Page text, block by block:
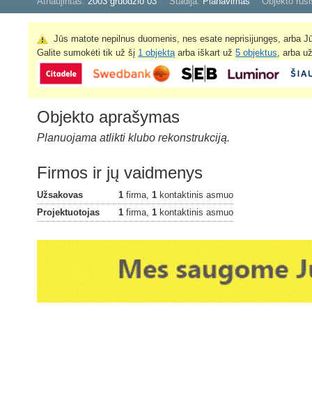
Jūs matote nepilnus duomenis, nes esate neprisijungęs, arba
Galite sumokėti tik už šį 1 objektą arba iškart už5 objektus , arba
Objekto aprašymas
Planuojama atlikti klubo rekonstrukciją.
Firmos ir jų vaidmenys
Užsakovas 1 firma, 1 kontaktinis asmuo
Projektuotojas
1 firma, 1 kontaktinis asmuo